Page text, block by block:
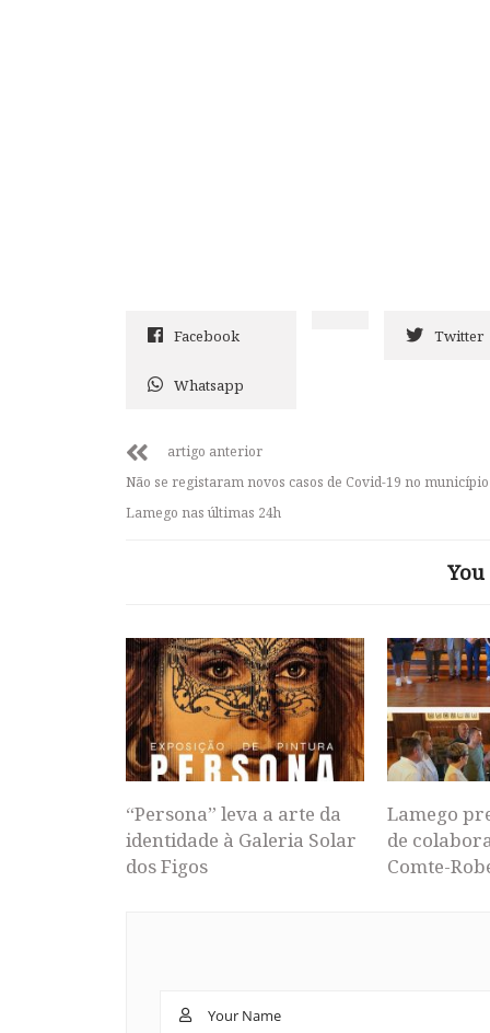
Facebook Twitter
Whatsapp
artigo anterior
Não se registaram novos casos de Covid-19 no
Lamego nas últimas 24h
“Persona” leva a arte da
identidade à Galeria Solar
dos Figos
Lamego
de
Comte-